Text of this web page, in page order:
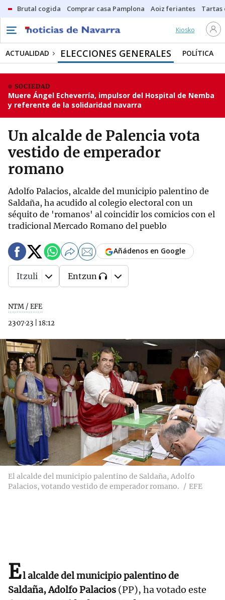
Brutal cogida Comprar casa Pamplona Aoiz feriantes Tartas
Kiosko
ACTUALIDAD ELECCIONES GENERALES POLÍTICA
SOCIEDAD
Muere Ángel Echeverría, impulsor del Hospital de Nemba
y referente de la solidaridad navarra
Un alcalde de Palencia vota
vestido de emperador
romano
Adolfo Palacios, alcalde del municipio palentino de
Saldaña, ha acudido al colegio electoral con un
séquito de 'romanos' al coincidir los comicios con el
tradicional Mercado Romano del pueblo
NTM / EFE
23·07·23
18:12
Añádenos en Google
Itzuli Entzun
El alcalde del municipio palentino de Saldaña, Adolfo
Palacios, votando vestido de emperador romano.
EFE
El alcalde del municipio palentino de
Saldaña, Adolfo Palacios (PP), ha votado este